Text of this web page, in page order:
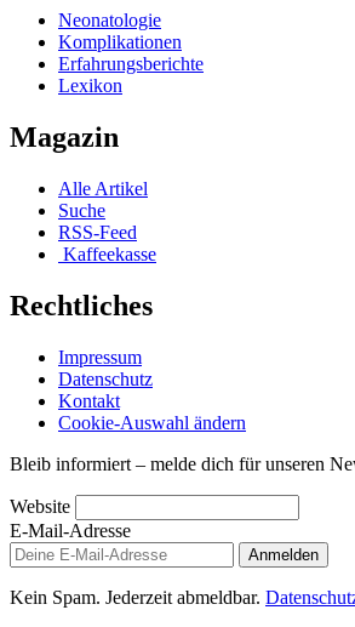
Neonatologie
Komplikationen
Erfahrungsberichte
Lexikon
Magazin
Alle Artikel
Suche
RSS-Feed
Kaffeekasse
Rechtliches
Impressum
Datenschutz
Kontakt
Cookie-Auswahl ändern
Bleib informiert – melde dich für unseren
Website
E-Mail-Adresse
Anmelden
Kein Spam. Jederzeit abmeldbar.